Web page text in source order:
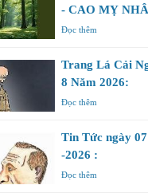
- CAO MỴ
Đọc thêm
Trang Lá Cải
8 Năm 2026:
Đọc thêm
Tin Tức ngày
-2026 :
Đọc thêm